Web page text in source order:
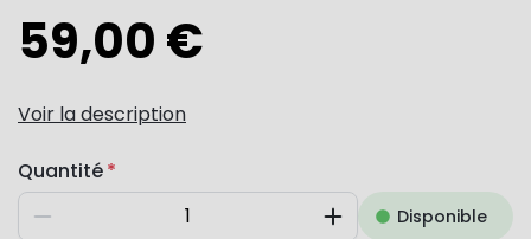
59,00 €
Voir la description
Quantité
Diminuer AugmenterDisponible